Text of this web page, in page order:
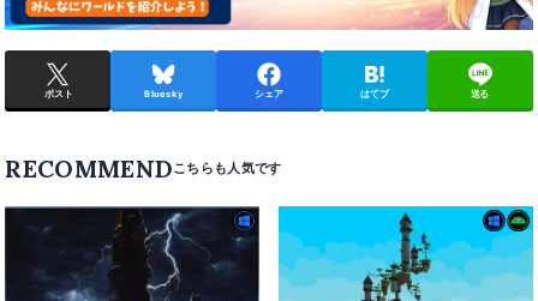
ポスト Bluesky シェア はてブ 送る
RECOMMEND